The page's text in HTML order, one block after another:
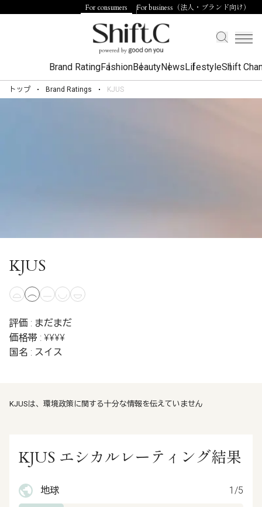
For consumers For business（法人・ブランド向け）
Brand RatingFashionBeautyNewsLifestyleShift
トップ Brand Ratings KJUS
KJUS
評価 : まだまだ
価格帯 : ¥¥¥¥
国名 : スイス
KJUSは、環境政策に関する十分な情報を伝えていません
KJUS エシカルレーティング結果
地球 1/5